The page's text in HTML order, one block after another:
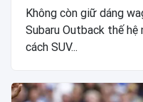
Không còn giữ dáng
Subaru Outback thế
cách SUV...